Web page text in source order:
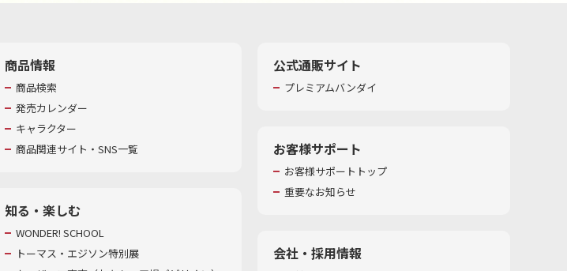
商品情報
商品検索
発売カレンダー
キャラクター
商品関連サイト・SNS一覧
知る・楽しむ
WONDER! SCHOOL
トーマス・エジソン特別展
公式通販サイト
プレミアムバンダイ
お客様サポート
お客様サポートトップ
重要なお知らせ
会社・採用情報